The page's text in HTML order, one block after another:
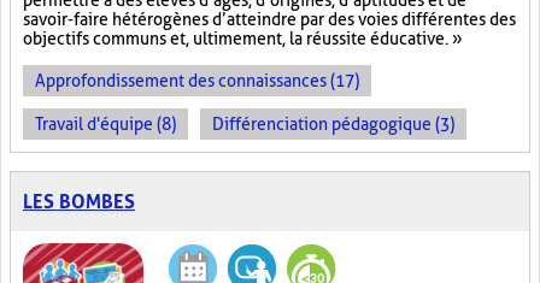
savoir-faire hétérogènes d’atteindre par des voies différentes des
objectifs communs et, ultimement, la réussite éducative. »
Approfondissement des connaissances (17)
Travail d'équipe (8) Différenciation pédagogique (3)
LES BOMBES